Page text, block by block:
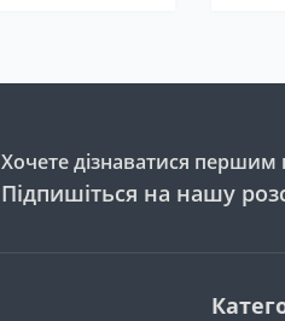
Хочете дізнаватися першим
Підпишіться на нашу